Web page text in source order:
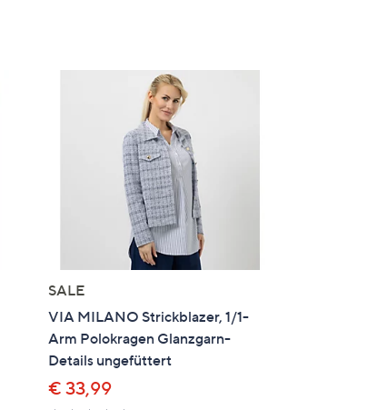
SALE
VIA MILANO Strickblazer, 1/1-
Arm Polokragen Glanzgarn-
Details ungefüttert
€ 33,99